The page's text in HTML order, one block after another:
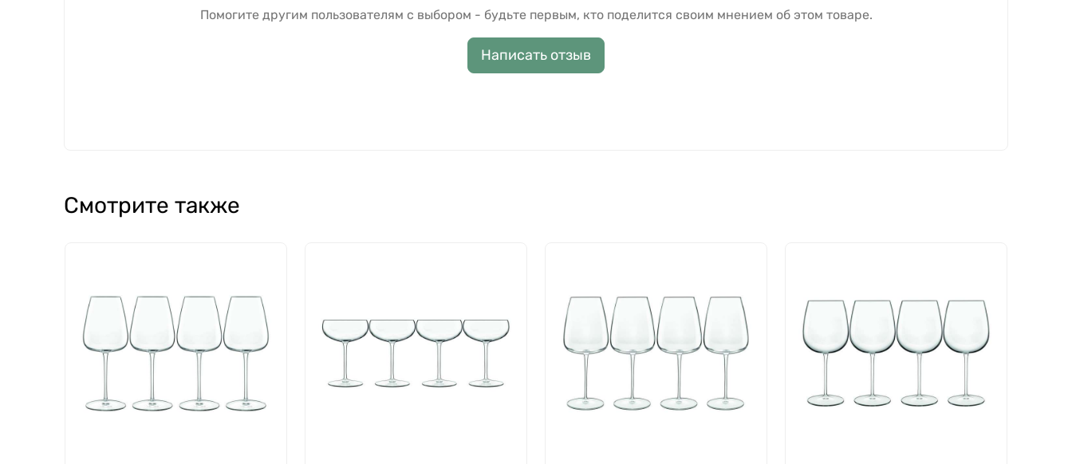
Помогите другим пользователям с выбором - будьте первым, кто поделится своим мнением об этом товаре.
Написать отзыв
Смотрите также